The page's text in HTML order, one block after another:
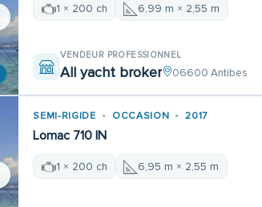
1 × 200 ch 6,99 m × 2,55 m
VENDEUR PROFESSIONNEL
All yacht broker 06600 Antibes
SEMI-RIGIDE OCCASION 2017
Lomac 710 IN
1 × 200 ch 6,95 m × 2,55 m